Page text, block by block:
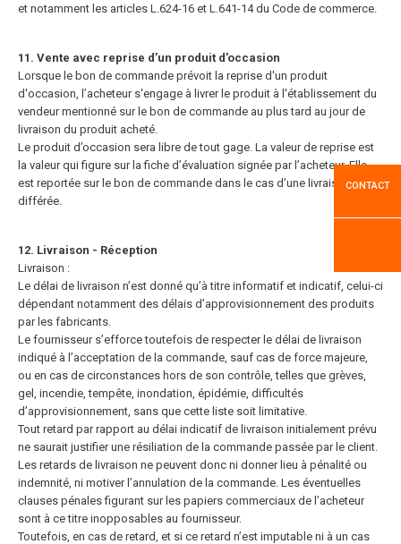
et notamment les articles L.624-16 et L.641-14 du Code de commerce.
11. Vente avec reprise d’un produit d’occasion
Lorsque le bon de commande prévoit la reprise d'un produit
d'occasion, l’acheteur s'engage à livrer le produit à l'établissement du
vendeur mentionné sur le bon de commande au plus tard au jour de
livraison du produit acheté.
Le produit d’occasion sera libre de tout gage. La valeur de reprise est
la valeur qui figure sur la fiche d’évaluation signée par l’acheteur. Elle
est reportée sur le bon de commande dans le cas d’une livraison
différée.
12. Livraison - Réception
Livraison :
Le délai de livraison n’est donné qu’à titre informatif et indicatif, celui-ci
dépendant notamment des délais d’approvisionnement des produits
par les fabricants.
Le fournisseur s’efforce toutefois de respecter le délai de livraison
indiqué à l’acceptation de la commande, sauf cas de force majeure,
ou en cas de circonstances hors de son contrôle, telles que grèves,
gel, incendie, tempête, inondation, épidémie, difficultés
d’approvisionnement, sans que cette liste soit limitative.
Tout retard par rapport au délai indicatif de livraison initialement prévu
ne saurait justifier une résiliation de la commande passée par le client.
Les retards de livraison ne peuvent donc ni donner lieu à pénalité ou
indemnité, ni motiver l’annulation de la commande. Les éventuelles
clauses pénales figurant sur les papiers commerciaux de l’acheteur
sont à ce titre inopposables au fournisseur.
Toutefois, en cas de retard, et si ce retard n’est imputable ni à un cas
CONTACT